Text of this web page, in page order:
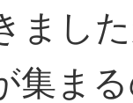
まし
集ま